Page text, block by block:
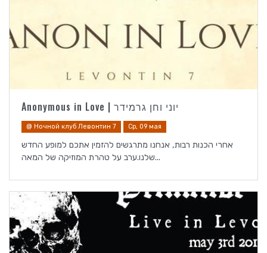
Anonymous in Love | יוני וחן גרמידר
@ Ночной клуб Левонтин 7 Ср, 09 мая
אחרי הכנות רבות, אנחנו מתרגשים להזמין אתכם למופע החדש
שלנו.ערב על טהרת המוזיקה של המאה...